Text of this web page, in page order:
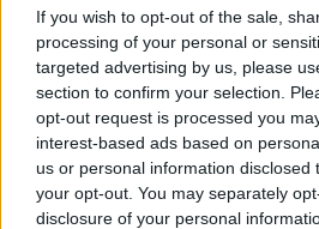
If you wish to opt-out of the sale,
processing of your personal or
targeted advertising by us, please
section to confirm your selection.
opt-out request is processed you
interest-based ads based on
us or personal information disclosed
your opt-out. You may separately
disclosure of your personal
σχολίαζαν απ' έξω. «Αυτή η
εύκολη για μένα, γιατί η
σπιτιού μου. Είναι η ευκαιρία
Champions League. Είναι η
τα πάντα που είναι κοντά στην
θέλω πραγματικά να
τη δύσκολη περίοδο».